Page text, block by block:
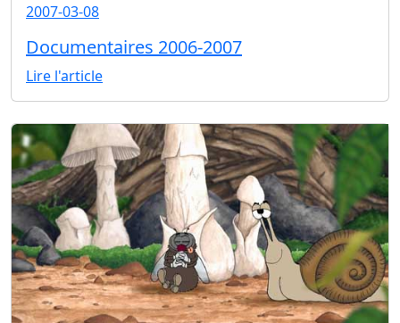
2007-03-08
Documentaires 2006-2007
Lire l'article